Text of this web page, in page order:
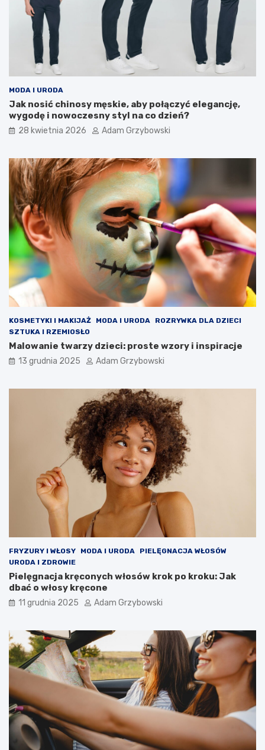
MODA I URODA
Jak nosić chinosy męskie, aby połączyć elegancję,
wygodę i nowoczesny styl na co dzień?
28 kwietnia 2026 Adam Grzybowski
KOSMETYKI I MAKIJAŻ MODA I URODA
ROZRYWKA DLA DZIECI
SZTUKA I RZEMIOSŁO
Malowanie twarzy dzieci: proste wzory i inspiracje
13 grudnia 2025 Adam Grzybowski
FRYZURY I WŁOSY MODA I URODA
PIELĘGNACJA WŁOSÓW
URODA I ZDROWIE
Pielęgnacja kręconych włosów krok po kroku: Jak
dbać o włosy kręcone
11 grudnia 2025 Adam Grzybowski